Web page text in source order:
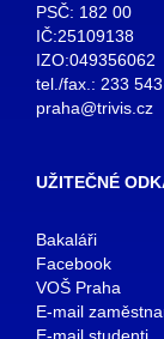
PSČ: 182 00
IČ:25109138
IZO:049356062
tel./fax.: 233
praha@trivis.cz
UŽITEČNÉ
Bakaláři
Facebook
VOŠ Praha
E-mail
E-mail studenti